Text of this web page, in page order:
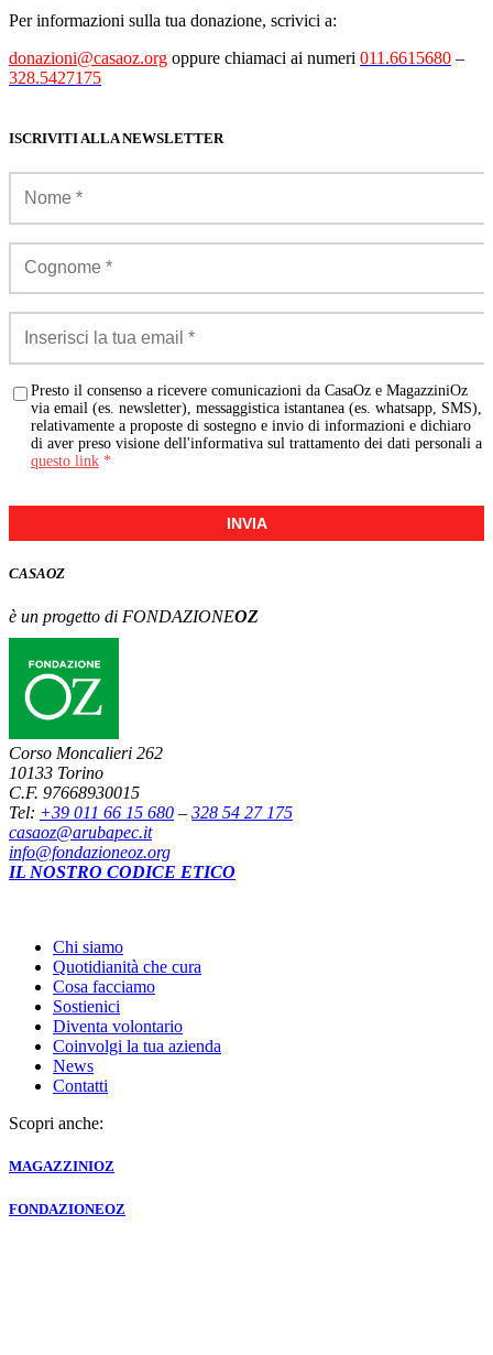
Per informazioni sulla tua donazione, scrivici a:
donazioni@casaoz.org oppure chiamaci ai numeri 011.6615680 –
328.5427175
ISCRIVITI ALLA NEWSLETTER
Presto il consenso a ricevere comunicazioni da CasaOz e MagazziniOz
via email (es. newsletter), messaggistica istantanea (es. whatsapp, SMS),
relativamente a proposte di sostegno e invio di informazioni e dichiaro
di aver preso visione dell'informativa sul trattamento dei dati personali a
questo link *
INVIA
CASAOZ
è un progetto di FONDAZIONEOZ
Corso Moncalieri 262
10133 Torino
C.F. 97668930015
Tel: +39 011 66 15 680 – 328 54 27 175
casaoz@arubapec.it
info@fondazioneoz.org
IL NOSTRO CODICE ETICO
Chi siamo
Quotidianità che cura
Cosa facciamo
Sostienici
Diventa volontario
Coinvolgi la tua azienda
News
Contatti
Scopri anche:
MAGAZZINIOZ
FONDAZIONEOZ